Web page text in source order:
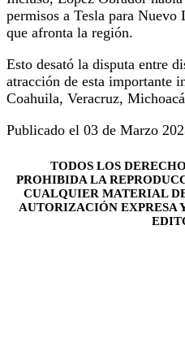
permisos a Tesla para Nuevo
que afronta la región.
Esto desató la disputa entre
atracción de esta importante
Coahuila, Veracruz,
Publicado el 03 de Marzo
TODOS LOS
PROHIBIDA LA
CUALQUIER MATERIAL
AUTORIZACIÓN EXPRESA